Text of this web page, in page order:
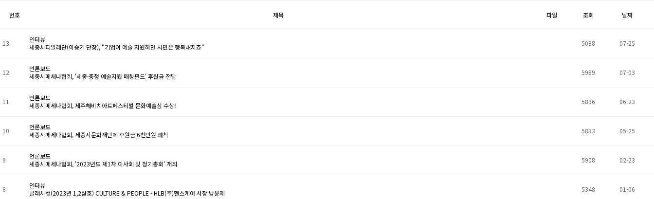
번호 제목 파일 조회 날짜
13
인터뷰
세종시티발레단(이승기 단장), "기업이 예술 지원하면 시민은 행복해지죠"
5088 07-25
12
언론보도
세종시메세나협회, '세종·충청 예술지원 매칭펀드' 후원금 전달
5989 07-03
11
언론보도
세종시메세나협회, 제주해비치아트페스티벌 문화예술상 수상!
5896 06-23
10
언론보도
세종시메세나협회, 세종시문화재단에 후원금 6천만원 쾌척
5833 05-25
9
언론보도
세종시메세나협회, '2023년도 제1차 이사회 및 정기총회' 개최
5908 02-23
8
인터뷰
클래시컬(2023년 1,2월호) CULTURE & PEOPLE - HLB(주)헬스케어 사장 남윤제
5348 01-06